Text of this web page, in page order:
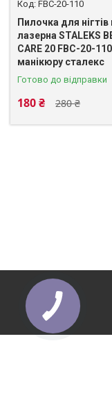
FBC-20-110
Пилочка для нігтів
лазерна STALEKS
CARE 20 FBC-20-
манікюру сталекс
Готово до відправки
280 ₴
180 ₴